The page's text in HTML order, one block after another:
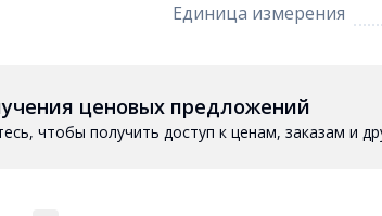
Единица измерения
ценовых предложений
чтобы получить доступ к ценам, заказам и